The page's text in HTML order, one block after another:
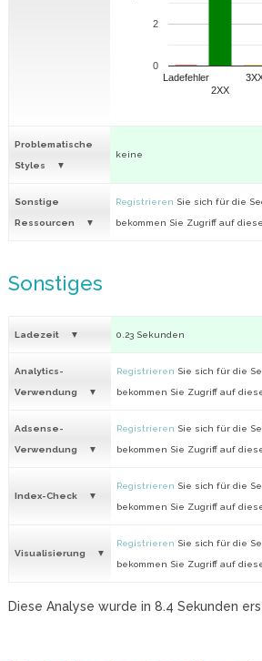
Ladefehler
2XX
0
2
Problematische
Styles
keine
Sonstige
Ressourcen
Registrieren Sie sich für die
bekommen Sie Zugriff auf
Sonstiges
Ladezeit 0.23 Sekunden
Analytics-
Verwendung
Registrieren Sie sich für die
bekommen Sie Zugriff auf diese
Adsense-
Verwendung
Registrieren Sie sich für die
bekommen Sie Zugriff auf diese
Index-Check
Registrieren Sie sich für die
bekommen Sie Zugriff auf diese
Visualisierung
Registrieren Sie sich für die
bekommen Sie Zugriff auf diese
Diese Analyse wurde in 8.4 Sekunden